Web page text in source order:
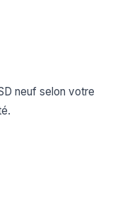
neuf selon votre